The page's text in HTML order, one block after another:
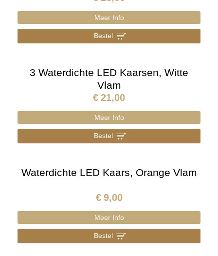
Meer Info
Bestel ]
3 Waterdichte LED Kaarsen, Witte
Vlam
€ 21,00
Meer Info
Bestel ]
Waterdichte LED Kaars, Orange Vlam
€ 9,00
Meer Info
Bestel ]